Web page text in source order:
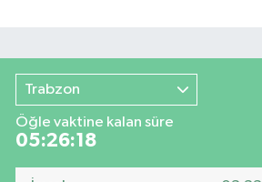
Trabzon
Öğle vaktine kalan süre
05:26:17